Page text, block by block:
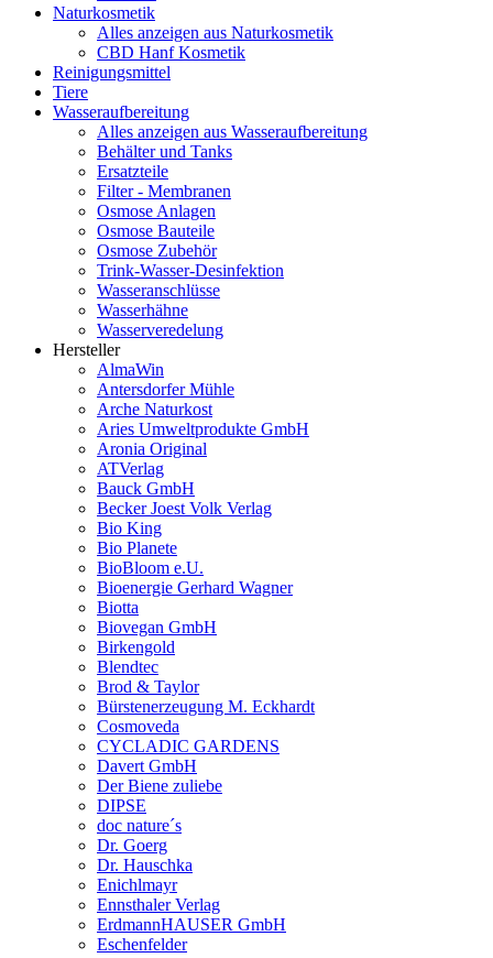
Naturkosmetik
Alles anzeigen aus Naturkosmetik
CBD Hanf Kosmetik
Reinigungsmittel
Tiere
Wasseraufbereitung
Alles anzeigen aus Wasseraufbereitung
Behälter und Tanks
Ersatzteile
Filter - Membranen
Osmose Anlagen
Osmose Bauteile
Osmose Zubehör
Trink-Wasser-Desinfektion
Wasseranschlüsse
Wasserhähne
Wasserveredelung
Hersteller
AlmaWin
Antersdorfer Mühle
Arche Naturkost
Aries Umweltprodukte GmbH
Aronia Original
ATVerlag
Bauck GmbH
Becker Joest Volk Verlag
Bio King
Bio Planete
BioBloom e.U.
Bioenergie Gerhard Wagner
Biotta
Biovegan GmbH
Birkengold
Blendtec
Brod & Taylor
Bürstenerzeugung M. Eckhardt
Cosmoveda
CYCLADIC GARDENS
Davert GmbH
Der Biene zuliebe
DIPSE
doc nature´s
Dr. Goerg
Dr. Hauschka
Enichlmayr
Ennsthaler Verlag
ErdmannHAUSER GmbH
Eschenfelder